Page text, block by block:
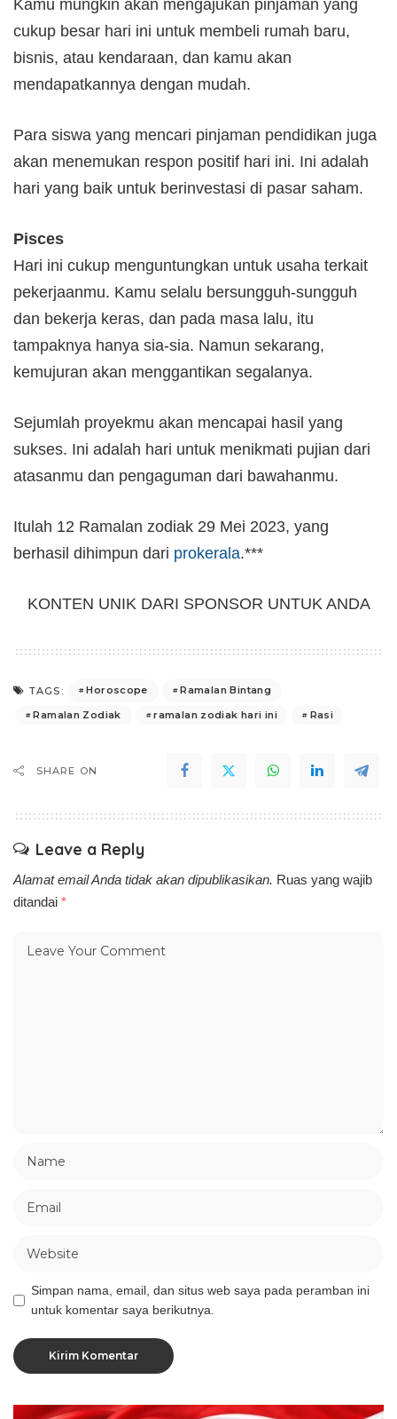
Kamu mungkin akan mengajukan pinjaman yang
cukup besar hari ini untuk membeli rumah baru,
bisnis, atau kendaraan, dan kamu akan
mendapatkannya dengan mudah.
Para siswa yang mencari pinjaman pendidikan juga
akan menemukan respon positif hari ini. Ini adalah
hari yang baik untuk berinvestasi di pasar saham.
Pisces
Hari ini cukup menguntungkan untuk usaha terkait
pekerjaanmu. Kamu selalu bersungguh-sungguh
dan bekerja keras, dan pada masa lalu, itu
tampaknya hanya sia-sia. Namun sekarang,
kemujuran akan menggantikan segalanya.
Sejumlah proyekmu akan mencapai hasil yang
sukses. Ini adalah hari untuk menikmati pujian dari
atasanmu dan pengaguman dari bawahanmu.
Itulah 12 Ramalan zodiak 29 Mei 2023, yang
berhasil dihimpun dari prokerala.***
KONTEN UNIK DARI SPONSOR UNTUK ANDA
TAGS: Horoscope
Ramalan Bintang
Ramalan Zodiak
ramalan zodiak hari ini Rasi
SHARE ON
Leave a Reply
Alamat email Anda tidak akan dipublikasikan. Ruas yang wajib
ditandai *
Simpan nama, email, dan situs web saya pada peramban ini
untuk komentar saya berikutnya.